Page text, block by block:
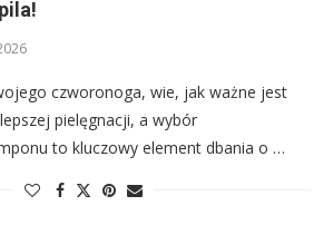
czworonoga, wie, jak ważne jest
pielęgnacji, a wybór
to kluczowy element dbania o …